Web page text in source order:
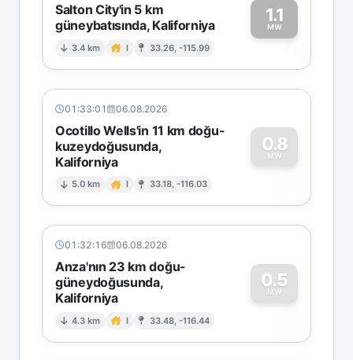
Salton City'in 5 km
güneybatısında, Kaliforniya
3.4 km I 33.26, -115.99
1.1
MW1
01:33:01 06.08.2026
Ocotillo Wells'in 11 km doğu-
kuzeydoğusunda,
Kaliforniya
5.0 km I 33.18, -116.03
0.8
MW
0
01:32:16 06.08.2026
Anza'nın 23 km doğu-
güneydoğusunda,
Kaliforniya
4.3 km I 33.48, -116.44
0.5
MW
0